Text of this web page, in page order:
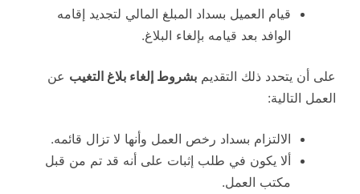
قيام العميل بسداد المبلغ المالي لتجديد إقامه
الوافد بعد قيامه بإلغاء البلاغ.
على أن يتحدد ذلك التقديم بشروط إلغاء بلاغ التغيب عن
العمل التالية:
الالتزام بسداد رخص العمل وأنها لا تزال قائمه.
ألا يكون في طلب إثبات على أنه قد تم من قبل
مكتب العمل.